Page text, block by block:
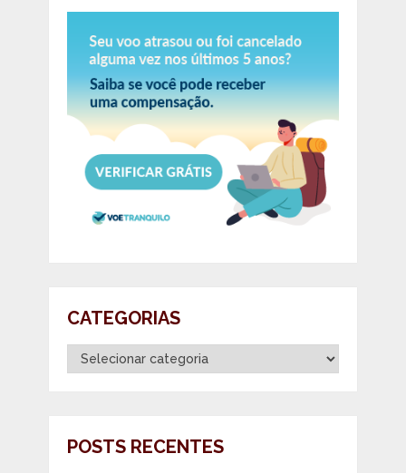
CATEGORIAS
Categorias
POSTS RECENTES